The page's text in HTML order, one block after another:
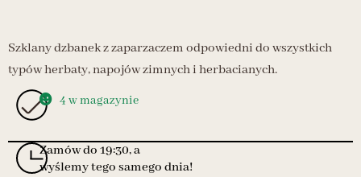
Szklany dzbanek z zaparzaczem odpowiedni do wszystkich
typów herbaty, napojów zimnych i herbacianych.
4 w magazynie
Zamów do 19:30, a
wyślemy tego samego dnia!